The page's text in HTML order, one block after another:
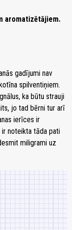
aromatizētājiem.
gadījumi nav
spilventiņiem.
ka būtu strauji
jo tad bērni tur arī
ierīces ir
noteikta tāda pati
miligrami uz